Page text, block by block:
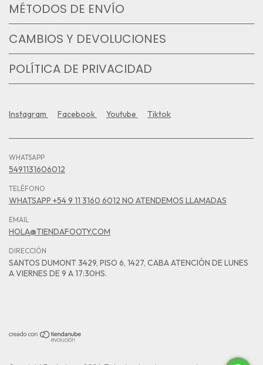
MÉTODOS DE ENVÍO
CAMBIOS Y DEVOLUCIONES
POLÍTICA DE PRIVACIDAD
Instagram Facebook Youtube Tiktok
WHATSAPP
5491131606012
TELÉFONO
WHATSAPP +54 9 11 3160 6012 NO ATENDEMOS LLAMADAS
EMAIL
HOLA@TIENDAFOOTY.COM
DIRECCIÓN
SANTOS DUMONT 3429, PISO 6, 1427, CABA ATENCIÓN DE LUNES
A VIERNES DE 9 A 17:30HS.